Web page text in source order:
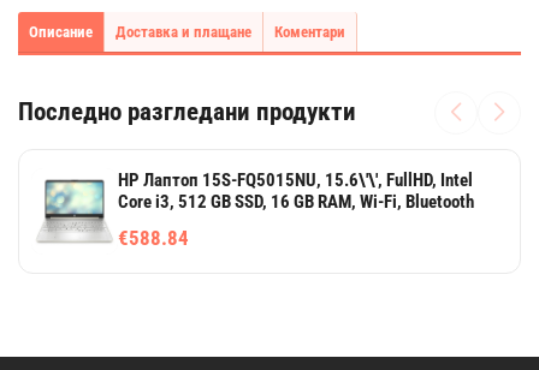
Описание Доставка и плащане Коментари
Последно разгледани продукти
HP Лаптоп 15S-FQ5015NU, 15.6\'\', FullHD, Intel
Core i3, 512 GB SSD, 16 GB RAM, Wi-Fi, Bluetooth
€588.84